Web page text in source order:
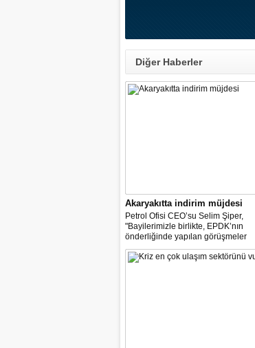
Diğer Haberler
Akaryakıtta indirim müjdesi
Petrol Ofisi CEO’su Selim Şiper,
"Bayilerimizle birlikte, EPDK’nın
önderliğinde yapılan görüşmeler
sonucunda, dağıtım masraf
paylarımızdan fedakârlık ederek